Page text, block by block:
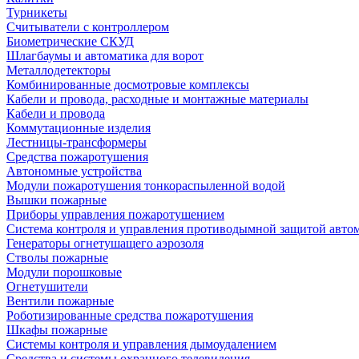
Турникеты
Считыватели с контроллером
Биометрические СКУД
Шлагбаумы и автоматика для ворот
Металлодетекторы
Комбинированные досмотровые комплексы
Кабели и провода, расходные и монтажные материалы
Кабели и провода
Коммутационные изделия
Лестницы-трансформеры
Средства пожаротушения
Автономные устройства
Модули пожаротушения тонкораспыленной водой
Вышки пожарные
Приборы управления пожаротушением
Система контроля и управления противодымной защитой
Генераторы огнетушащего аэрозоля
Стволы пожарные
Модули порошковые
Огнетушители
Вентили пожарные
Роботизированные средства пожаротушения
Шкафы пожарные
Системы контроля и управления дымоудалением